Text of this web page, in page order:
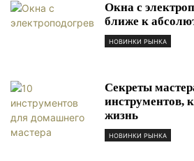
Окна с
ближе к
НОВИНКИ РЫНКА
Секреты
инструментов,
жизнь
НОВИНКИ РЫНКА